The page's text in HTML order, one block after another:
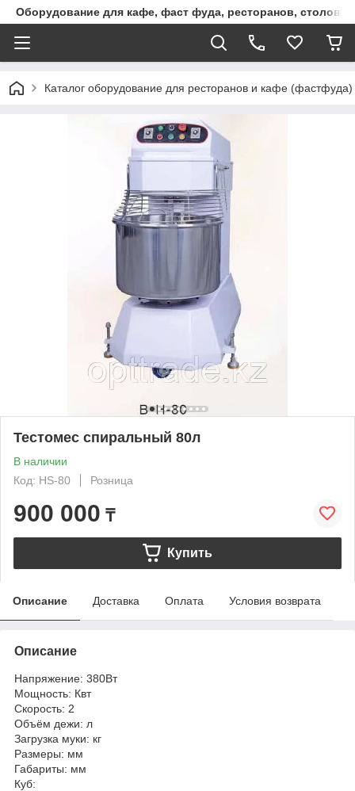
Оборудование для кафе, фаст фуда, ресторанов,
Каталог оборудование для ресторанов и кафе (фастфуда)
Тестомес спиральный 80л
В наличии
Код: HS-80
Розница
900 000 ₸
Купить
Описание Доставка Оплата Условия возврата
Описание
Напряжение: 380Вт
Мощность: Квт
Скорость: 2
Объём дежи: л
Загрузка муки: кг
Размеры: мм
Габариты: мм
Куб: